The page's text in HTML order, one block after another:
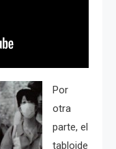
Por
otra
parte, el
tabloide